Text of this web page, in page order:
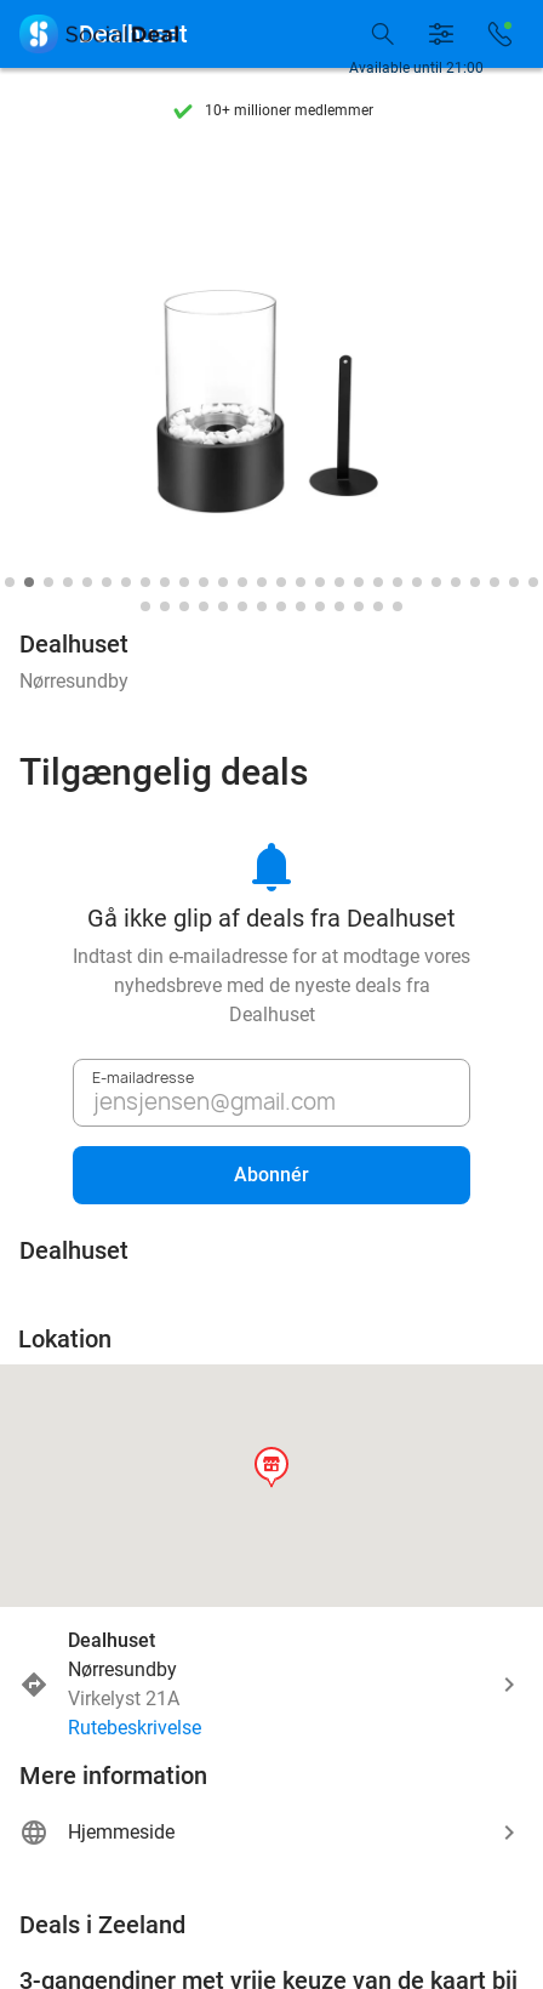
Tilgængelig 7 dage om ugen
10+ millioner medlemmer
10+ millioner medlemmer
Available until 21:00
 Dealhuset
Dealhuset
Nørresundby
Tilgængelig deals
notifications
Gå ikke glip af deals fra Dealhuset
Indtast din e-mailadresse for at modtage vores
nyhedsbreve med de nyeste deals fra
Dealhuset
E-mailadresse
Abonnér
Dealhuset
Lokation
store
Dealhuset
Nørresundby
Virkelyst 21A
Rutebeskrivelse
Mere information
Hjemmeside
Deals i Zeeland
3-gangendiner met vrije keuze van de kaart bij